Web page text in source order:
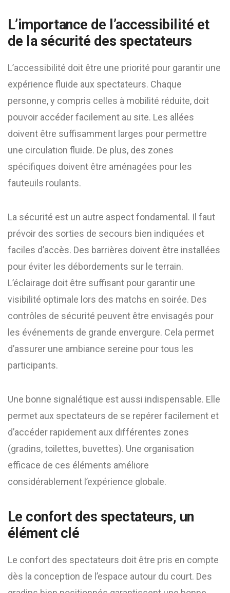
L’importance de l’accessibilité et
de la sécurité des spectateurs
L’accessibilité doit être une priorité pour garantir une
expérience fluide aux spectateurs. Chaque
personne, y compris celles à mobilité réduite, doit
pouvoir accéder facilement au site. Les allées
doivent être suffisamment larges pour permettre
une circulation fluide. De plus, des zones
spécifiques doivent être aménagées pour les
fauteuils roulants.
La sécurité est un autre aspect fondamental. Il faut
prévoir des sorties de secours bien indiquées et
faciles d’accès. Des barrières doivent être installées
pour éviter les débordements sur le terrain.
L’éclairage doit être suffisant pour garantir une
visibilité optimale lors des matchs en soirée. Des
contrôles de sécurité peuvent être envisagés pour
les événements de grande envergure. Cela permet
d’assurer une ambiance sereine pour tous les
participants.
Une bonne signalétique est aussi indispensable. Elle
permet aux spectateurs de se repérer facilement et
d’accéder rapidement aux différentes zones
(gradins, toilettes, buvettes). Une organisation
efficace de ces éléments améliore
considérablement l’expérience globale.
Le confort des spectateurs, un
élément clé
Le confort des spectateurs doit être pris en compte
dès la conception de l’espace autour du court. Des